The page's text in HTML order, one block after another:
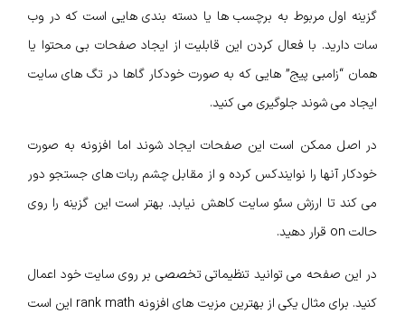
گزینه اول مربوط به برچسب ها یا دسته بندی هایی است که در وب
سات دارید. با فعال کردن این قابلیت از ایجاد صفحات بی محتوا یا
همان “زامبی پیج” هایی که به صورت خودکار گاها در تگ های سایت
ایجاد می شوند جلوگیری می کنید.
در اصل ممکن است این صفحات ایجاد شوند اما افزونه به صورت
خودکار آنها را نوایندکس کرده و از مقابل چشم ربات های جستجو دور
می کند تا ارزش سئو سایت کاهش نیابد. بهتر است این گزینه را روی
حالت on قرار دهید.
در این صفحه می توانید تنظیماتی تخصصی بر روی سایت خود اعمال
کنید. برای مثال یکی از بهترین مزیت های افزونه rank math این است